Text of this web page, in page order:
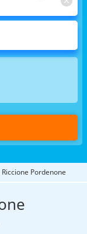
Pordenone